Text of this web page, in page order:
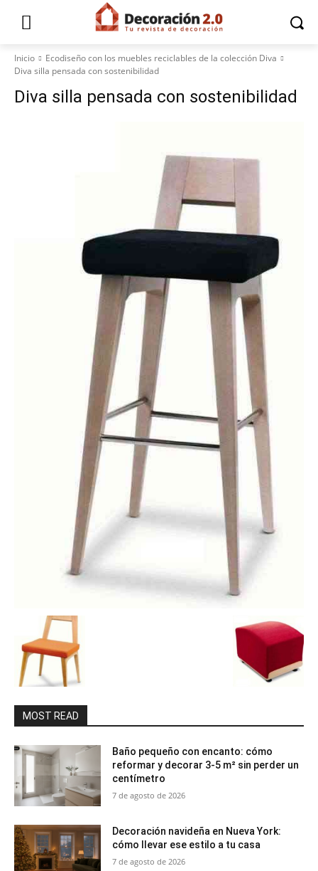
Inicio
Ecodiseño con los muebles reciclables de la colección Diva
Diva silla pensada con sostenibilidad
Diva silla pensada con sostenibilidad
MOST READ
Baño pequeño con encanto: cómo
reformar y decorar 3-5 m² sin perder un
centímetro
7 de agosto de 2026
Decoración navideña en Nueva York:
cómo llevar ese estilo a tu casa
7 de agosto de 2026